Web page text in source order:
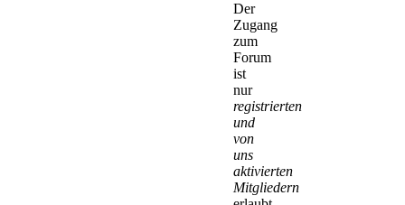
Der
Zugang
zum
Forum
ist
nur
registrierten
und
von
uns
aktivierten
Mitgliedern